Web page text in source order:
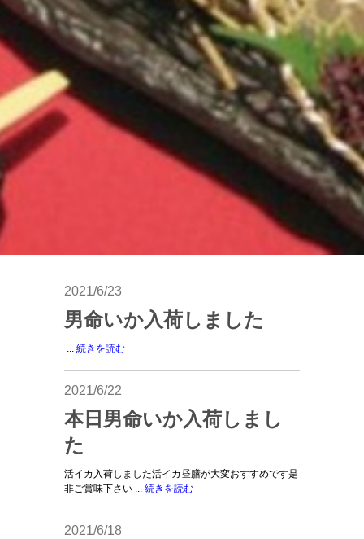
2021/6/23
男命いか入荷しました
... 続きを読む
2021/6/22
本日男命いか入荷しまし
た
活イカ入荷しました活イカ昼膳が大変おすすめです是
非ご賞味下さい ... 続きを読む
2021/6/18